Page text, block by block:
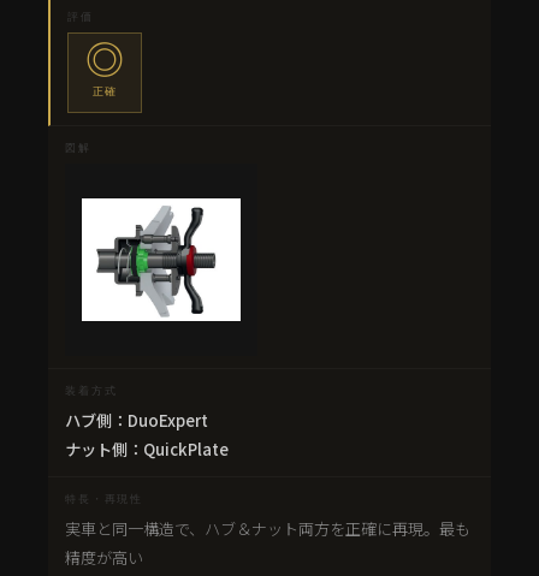
◎
正確
ハブ側：DuoExpert
ナット側：QuickPlate
実車と同一構造で、ハブ＆ナット両方を正確に再現。最も
精度が高い